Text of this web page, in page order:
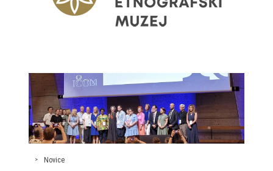
razstave
Stalne razstave
Občasne razstave
Novice